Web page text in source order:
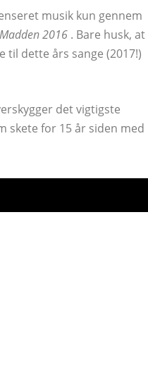
musik kun gennem
Madden 2016 . Bare husk, at
dette års sange (2017!)
det vigtigste
skete for 15 år siden med